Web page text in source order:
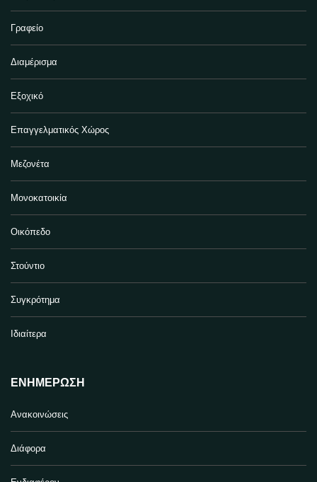
Γραφείο
Διαμέρισμα
Εξοχικό
Επαγγελματικός Χώρος
Μεζονέτα
Μονοκατοικία
Οικόπεδο
Στούντιο
Συγκρότημα
Ιδιαίτερα
ΕΝΗΜΈΡΩΣΗ
Ανακοινώσεις
Διάφορα